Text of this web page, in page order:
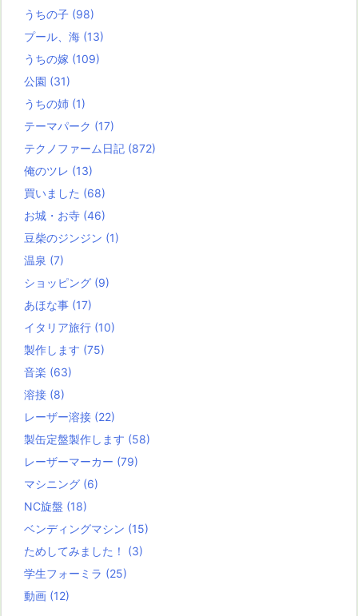
うちの子 (98)
プール、海 (13)
うちの嫁 (109)
公園 (31)
うちの姉 (1)
テーマパーク (17)
テクノファーム日記 (872)
俺のツレ (13)
買いました (68)
お城・お寺 (46)
豆柴のジンジン (1)
温泉 (7)
ショッピング (9)
あほな事 (17)
イタリア旅行 (10)
製作します (75)
音楽 (63)
溶接 (8)
レーザー溶接 (22)
製缶定盤製作します (58)
レーザーマーカー (79)
マシニング (6)
NC旋盤 (18)
ベンディングマシン (15)
ためしてみました！ (3)
学生フォーミラ (25)
動画 (12)